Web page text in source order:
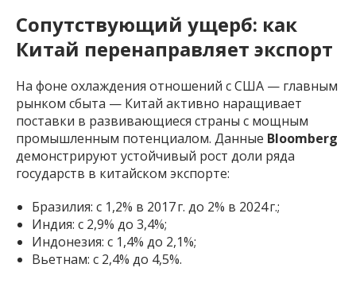
Сопутствующий ущерб: как
Китай перенаправляет экспорт
На фоне охлаждения отношений с США — главным
рынком сбыта — Китай активно наращивает
поставки в развивающиеся страны с мощным
промышленным потенциалом. Данные Bloomberg
демонстрируют устойчивый рост доли ряда
государств в китайском экспорте:
Бразилия: с 1,2% в 2017 г. до 2% в 2024 г.;
Индия: с 2,9% до 3,4%;
Индонезия: с 1,4% до 2,1%;
Вьетнам: с 2,4% до 4,5%.